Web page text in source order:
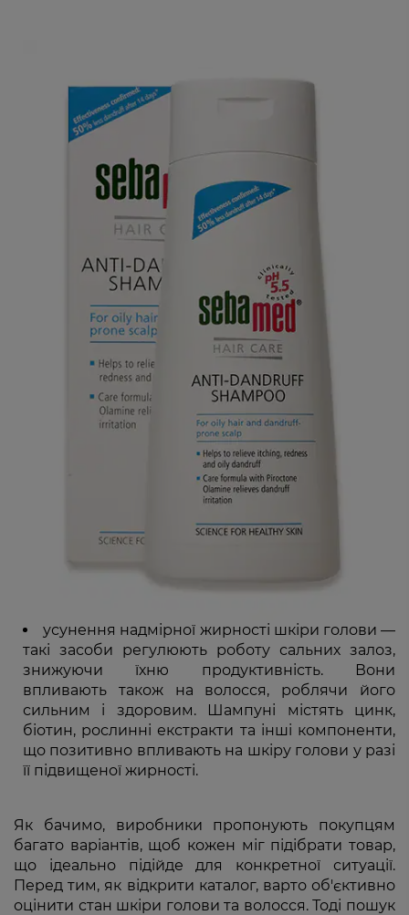
усунення надмірної жирності шкіри голови —
такі засоби регулюють роботу сальних залоз,
знижуючи їхню продуктивність. Вони
впливають також на волосся, роблячи його
сильним і здоровим. Шампуні містять цинк,
біотин, рослинні екстракти та інші компоненти,
що позитивно впливають на шкіру голови у разі
її підвищеної жирності.
Як бачимо, виробники пропонують покупцям
багато варіантів, щоб кожен міг підібрати товар,
що ідеально підійде для конкретної ситуації.
Перед тим, як відкрити каталог, варто об'єктивно
оцінити стан шкіри голови та волосся. Тоді пошук